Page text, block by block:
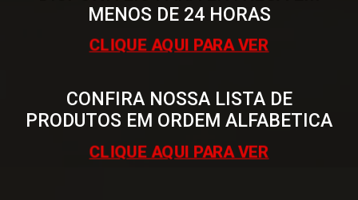
MENOS DE 24 HORAS
CLIQUE AQUI PARA VER
CONFIRA NOSSA LISTA DE
PRODUTOS EM ORDEM ALFABETICA
CLIQUE AQUI PARA VER